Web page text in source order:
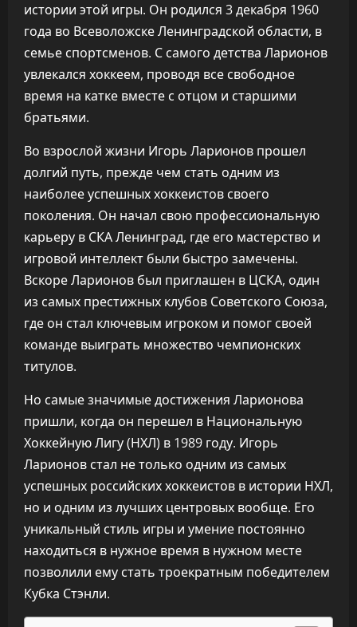
истории этой игры. Он родился 3 декабря 1960
года во Всеволожске Ленинградской области, в
семье спортсменов. С самого детства Ларионов
увлекался хоккеем, проводя все свободное
время на катке вместе с отцом и старшими
братьями.
Во взрослой жизни Игорь Ларионов прошел
долгий путь, прежде чем стать одним из
наиболее успешных хоккеистов своего
поколения. Он начал свою профессиональную
карьеру в СКА Ленинград, где его мастерство и
игровой интеллект были быстро замечены.
Вскоре Ларионов был приглашен в ЦСКА, один
из самых престижных клубов Советского Союза,
где он стал ключевым игроком и помог своей
команде выиграть множество чемпионских
титулов.
Но самые значимые достижения Ларионова
пришли, когда он перешел в Национальную
Хоккейную Лигу (НХЛ) в 1989 году. Игорь
Ларионов стал не только одним из самых
успешных российских хоккеистов в истории НХЛ,
но и одним из лучших центровых вообще. Его
уникальный стиль игры и умение постоянно
находиться в нужное время в нужном месте
позволили ему стать троекратным победителем
Кубка Стэнли.